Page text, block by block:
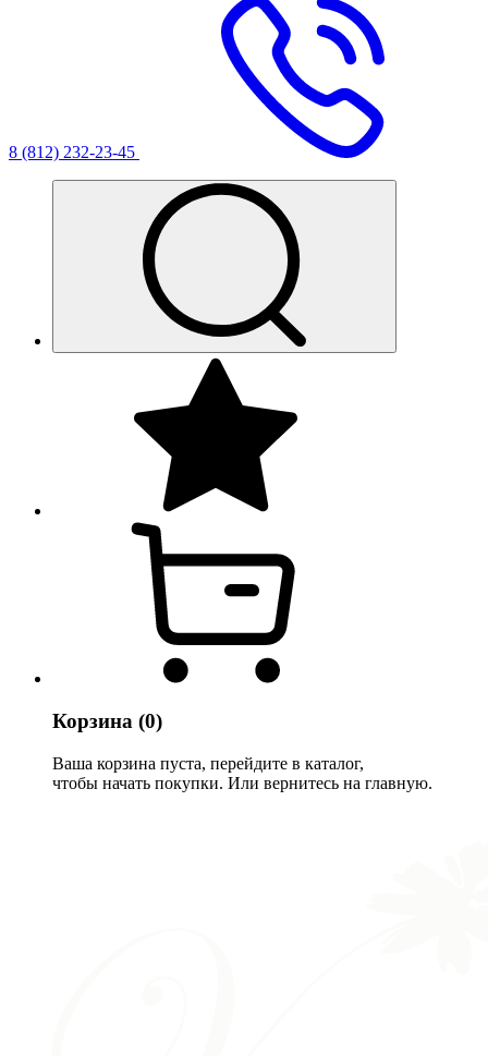
8 (812) 232-23-45
Корзина (0)
Ваша корзина пуста, перейдите в каталог,
чтобы начать покупки. Или вернитесь на главную.